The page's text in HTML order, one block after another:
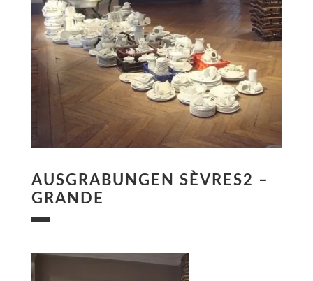
AUSGRABUNGEN SÈVRES2 –
GRANDE